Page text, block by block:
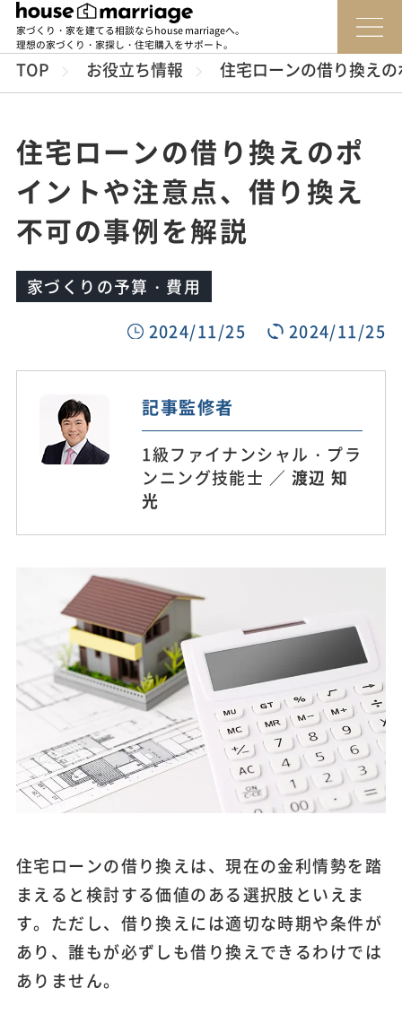
家づくり・家を建てる相談ならhouse marriageへ。
理想の家づくり・家探し・住宅購入をサポート。
TOP お役立ち情報 住宅ローンの借り換え
住宅ローンの借り換えのポ
イントや注意点、借り換え
不可の事例を解説
家づくりの予算・費用
2024/11/25
2024/11/25
記事監修者
1級ファイナンシャル・プラ
ンニング技能士 ／ 渡辺 知
光
住宅ローンの借り換えは、現在の金利情勢を踏
まえると検討する価値のある選択肢といえま
す。ただし、借り換えには適切な時期や条件が
あり、誰もが必ずしも借り換えできるわけでは
ありません。